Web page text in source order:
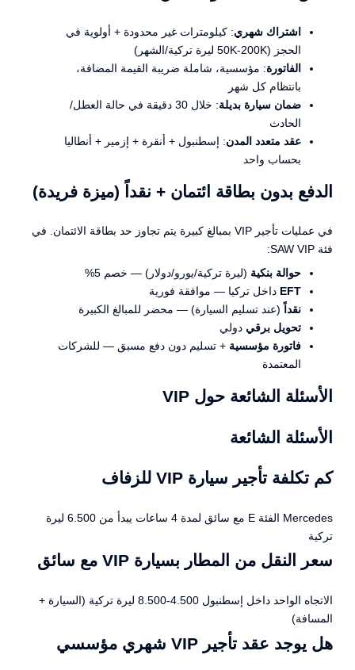
اشتراك شهري: كيلومترات غير محدودة + أولوية في
الحجز (50K-200K ليرة تركية/الشهر)
الفاتورة: مؤسسية، شاملة ضريبة القيمة المضافة،
بانتظام كل شهر
ضمان سيارة بديلة
: خلال 30 دقيقة في حالة العطل/
الحادث
عقد متعدد المدن: إسطنبول + أنقرة + إزمير + أنطاليا
بحساب واحد
الدفع بدون بطاقة ائتمان + نقداً (ميزة فريدة)
في عمليات تأجير VIP بمبالغ كبيرة يتم تجاوز حد بطاقة الائتمان. في
فئة SAW VIP:
حوالة بنكية (ليرة تركية/يورو/دولار) — خصم 5%
EFT داخل تركيا — موافقة فورية
نقداً (عند تسليم السيارة) — محضر للمبالغ الكبيرة
تحويل برقي دولي
فاتورة مؤسسية + تسليم دون دفع مسبق — للشركات
المعتمدة
الأسئلة الشائعة حول VIP
الأسئلة الشائعة
كم تكلفة تأجير سيارة VIP للزفاف
Mercedes الفئة E مع سائق لمدة 4 ساعات يبدأ من 6.500 ليرة
تركية
سعر النقل من المطار بسيارة VIP مع سائق
الاتجاه الواحد داخل إسطنبول 4.500-8.500 ليرة تركية (السيارة +
المسافة)
هل يوجد عقد تأجير VIP شهري مؤسسي